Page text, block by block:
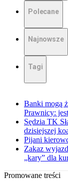
Polecane
Najnowsze
Tagi
Banki mogą
Prawnicy:
Sędzia TK
dzisiejszej
Pijani
Zakaz
„kary” dla
Promowane treści